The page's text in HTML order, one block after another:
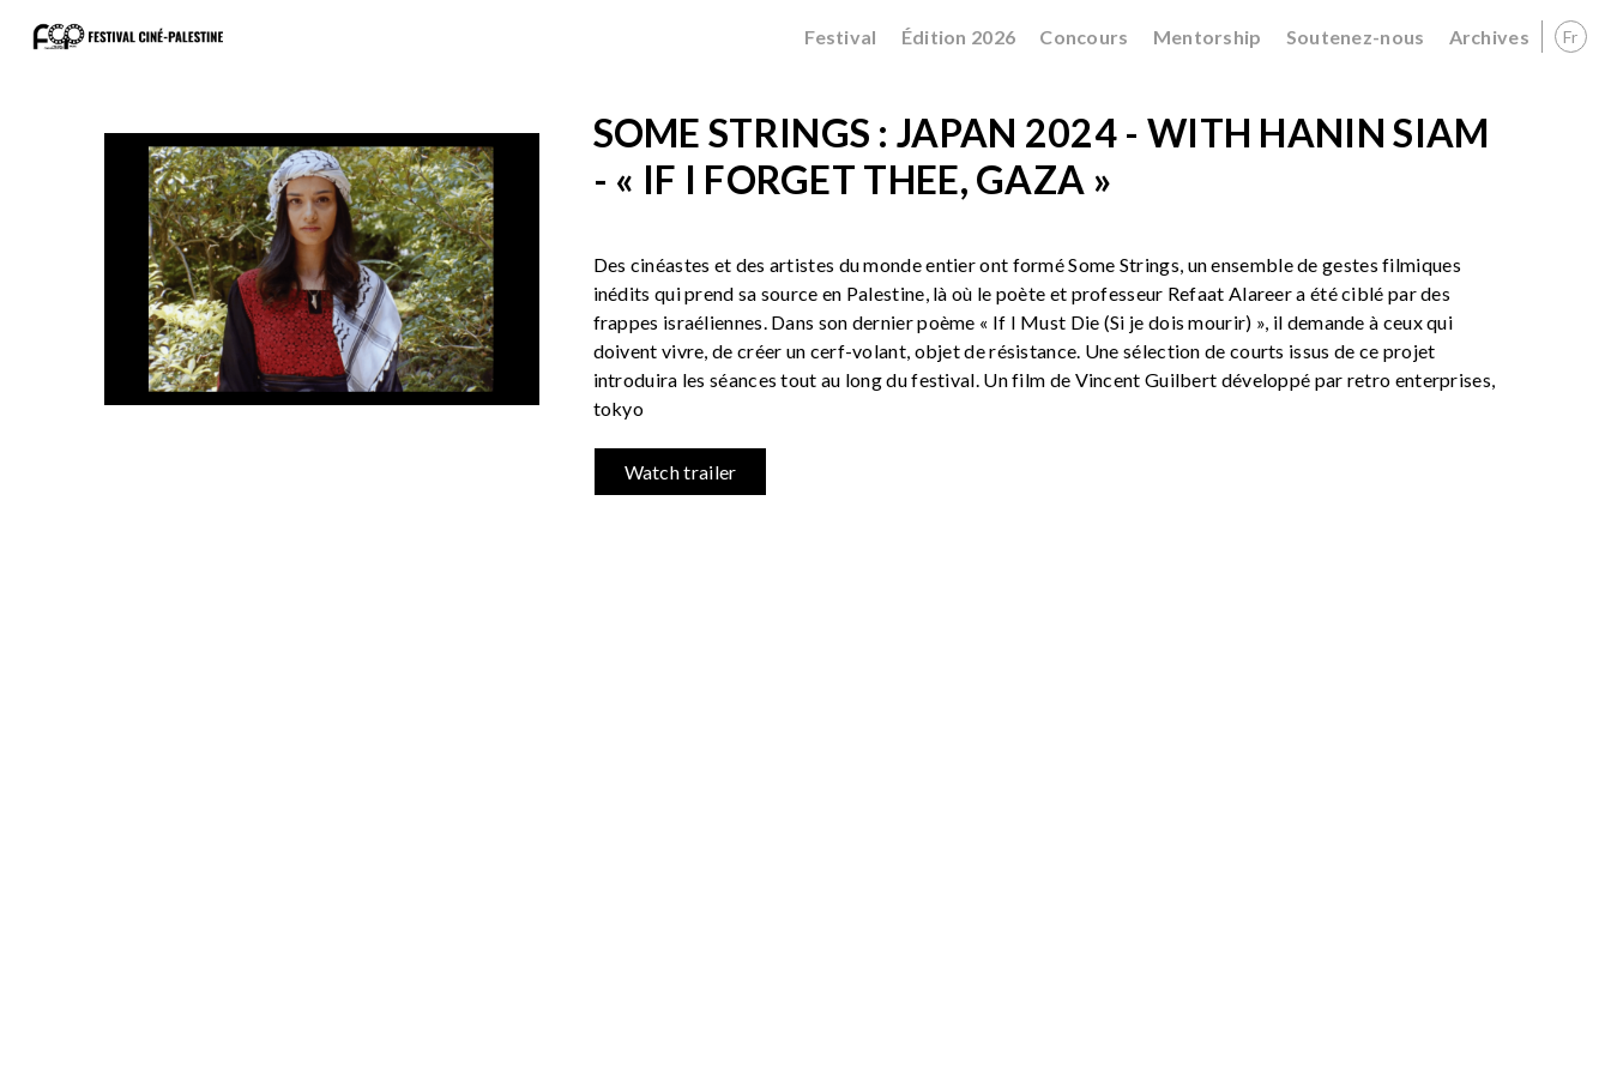
Festival Édition 2026 Concours Mentorship Soutenez-nous Archives Fr
SOME STRINGS : JAPAN 2024 - WITH HANIN SIAM
- « IF I FORGET THEE, GAZA »
Des cinéastes et des artistes du monde entier ont formé Some Strings, un ensemble de gestes filmiques
inédits qui prend sa source en Palestine, là où le poète et professeur Refaat Alareer a été ciblé par des
frappes israéliennes. Dans son dernier poème « If I Must Die (Si je dois mourir) », il demande à ceux qui
doivent vivre, de créer un cerf-volant, objet de résistance. Une sélection de courts issus de ce projet
introduira les séances tout au long du festival. Un film de Vincent Guilbert développé par retro enterprises,
tokyo
Watch trailer